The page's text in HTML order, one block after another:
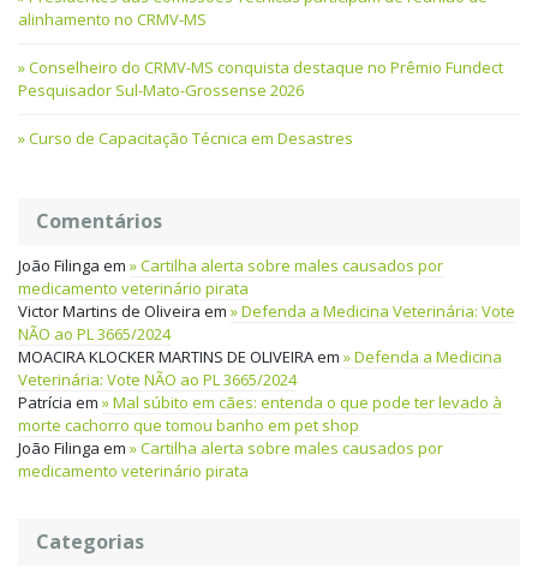
alinhamento no CRMV-MS
Conselheiro do CRMV-MS conquista destaque no Prêmio Fundect
Pesquisador Sul-Mato-Grossense 2026
Curso de Capacitação Técnica em Desastres
Comentários
João Filinga em
Cartilha alerta sobre males causados por
medicamento veterinário pirata
Victor Martins de Oliveira em
Defenda a Medicina Veterinária: Vote
NÃO ao PL 3665/2024
MOACIRA KLOCKER MARTINS DE OLIVEIRAem
Defenda a Medicina
Veterinária: Vote NÃO ao PL 3665/2024
Patrícia em
Mal súbito em cães: entenda o que pode ter levado à
morte cachorro que tomou banho em pet shop
João Filinga em
Cartilha alerta sobre males causados por
medicamento veterinário pirata
Categorias